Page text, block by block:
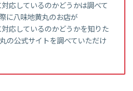
応しているのかどうかは調べて
に八味地黄丸のお店が
応しているのかどうかを知りた
の公式サイトを調べていただけ